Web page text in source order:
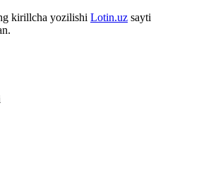
kirillcha yozilishi Lotin.uz sayti